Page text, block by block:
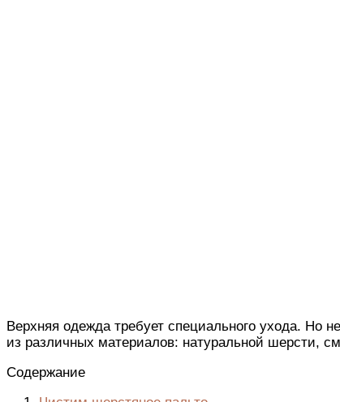
Верхняя одежда требует специального ухода. Но
из различных материалов: натуральной шерсти,
Содержание